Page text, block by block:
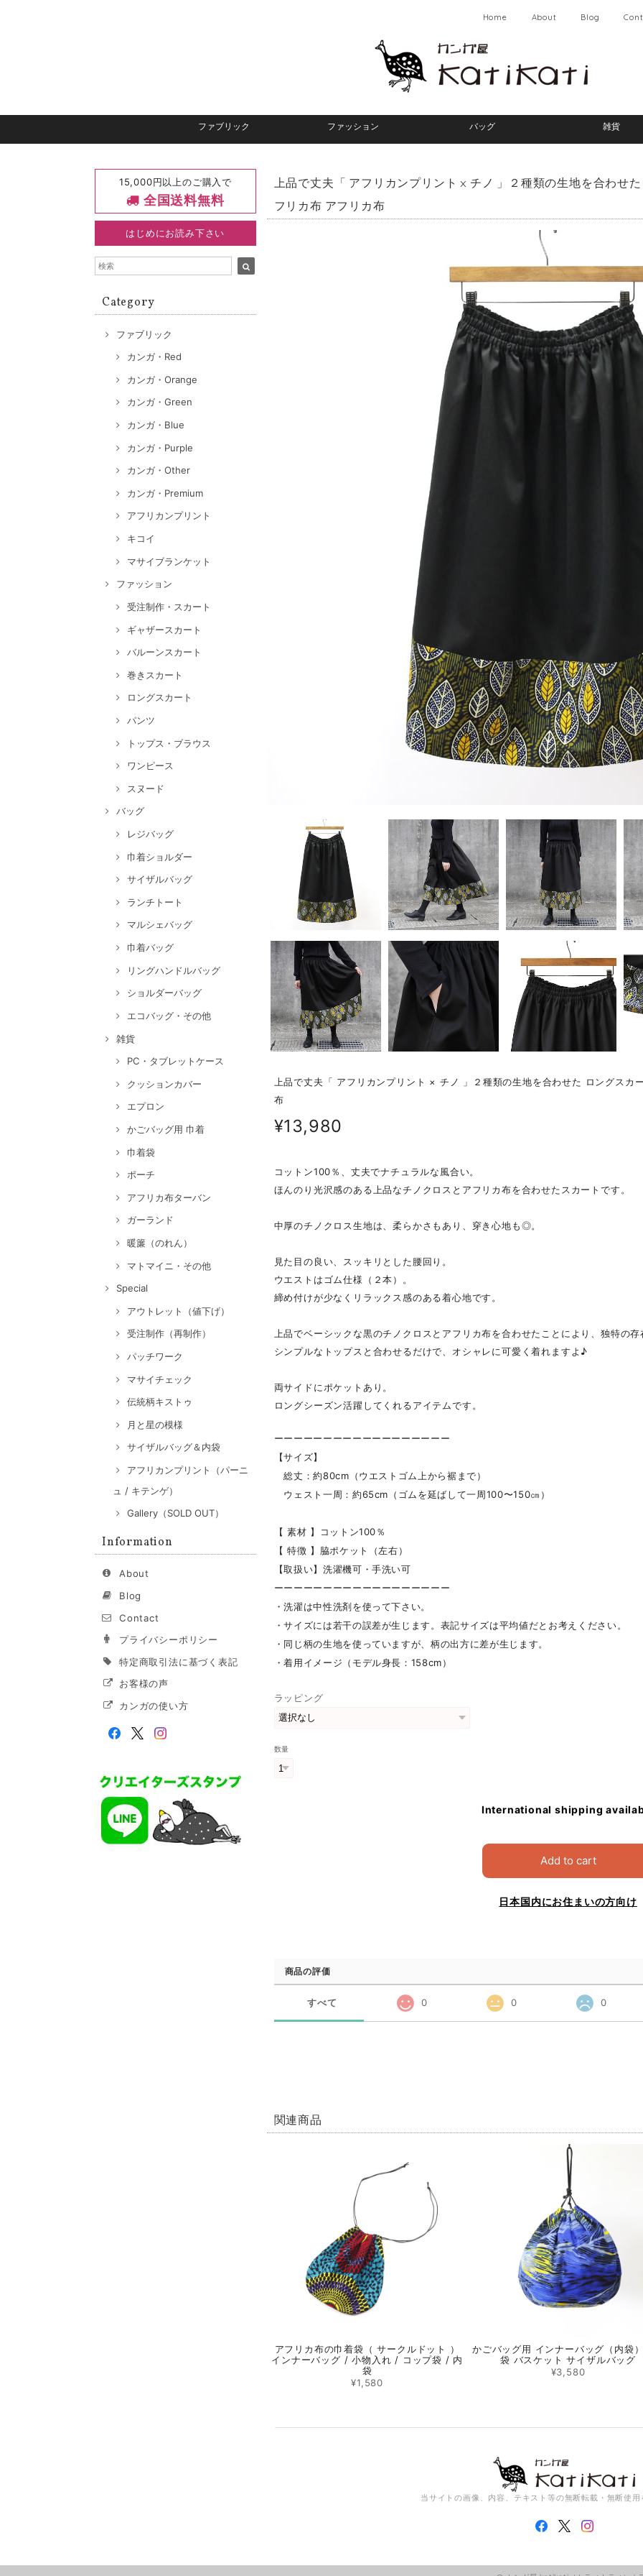
Home About Blog
ファブリック ファッション バッグ 雑貨
15,000円以上のご購入で
全国送料無料
はじめにお読み下さい
Category
ファブリック
カンガ・Red
カンガ・Orange
カンガ・Green
カンガ・Blue
カンガ・Purple
カンガ・Other
カンガ・Premium
アフリカンプリント
キコイ
マサイブランケット
ファッション
受注制作・スカート
ギャザースカート
バルーンスカート
巻きスカート
ロングスカート
パンツ
トップス・ブラウス
ワンピース
スヌード
バッグ
レジバッグ
巾着ショルダー
サイザルバッグ
ランチトート
マルシェバッグ
巾着バッグ
リングハンドルバッグ
ショルダーバッグ
エコバッグ・その他
雑貨
PC・タブレットケース
クッションカバー
エプロン
かごバッグ用 巾着
巾着袋
ポーチ
アフリカ布ターバン
ガーランド
暖簾（のれん）
マトマイニ・その他
Special
アウトレット（値下げ）
受注制作（再制作）
パッチワーク
マサイチェック
伝統柄キストゥ
月と星の模様
サイザルバッグ＆内袋
アフリカンプリント（パーニ
ュ / キテンゲ）
Gallery（SOLD OUT）
Information
About
Blog
Contact
プライバシーポリシー
特定商取引法に基づく表記
お客様の声
カンガの使い方
上品で丈夫「 アフリカンプリント × チノ 」２種類の生地を合わせ
フリカ布 アフリカ布
上品で丈夫「 アフリカンプリント × チノ 」２種類の生地を合わせた ロングスカ
布
¥13,980
コットン100％、丈夫でナチュラルな風合い。
ほんのり光沢感のある上品なチノクロスとアフリカ布を合わせたスカートです。
中厚のチノクロス生地は、柔らかさもあり、穿き心地も◎。
見た目の良い、スッキリとした腰回り。
ウエストはゴム仕様（２本）。
締め付けが少なくリラックス感のある着心地です。
上品でベーシックな黒のチノクロスとアフリカ布を合わせたことにより、独特の
シンプルなトップスと合わせるだけで、オシャレに可愛く着れますよ♪
両サイドにポケットあり。
ロングシーズン活躍してくれるアイテムです。
ーーーーーーーーーーーーーーーーーー
【サイズ】
総丈：約80cm（ウエストゴム上から裾まで）
ウェスト一周：約65cm（ゴムを延ばして一周100〜150㎝）
【 素材 】コットン100％
【 特徴 】脇ポケット（左右）
【取扱い】洗濯機可・手洗い可
ーーーーーーーーーーーーーーーーーー
・洗濯は中性洗剤を使って下さい。
・サイズには若干の誤差が生じます。表記サイズは平均値だとお考えください。
・同じ柄の生地を使っていますが、柄の出方に差が生じます。
・着用イメージ（モデル身長：158cm）
ラッピング
数量
International shipping
Add to cart
日本国内にお住まいの方向け
商品の評価
すべて 0 0 0
関連商品
アフリカ布の巾着袋（ サークルドット ）
インナーバッグ / 小物入れ / コップ袋 / 内
袋
¥1,580
かごバッグ用 インナーバッグ（内袋
袋 バスケット サイザルバッグ
¥3,580
当サイトの画像、内容、テキスト等の無断転載・無断使